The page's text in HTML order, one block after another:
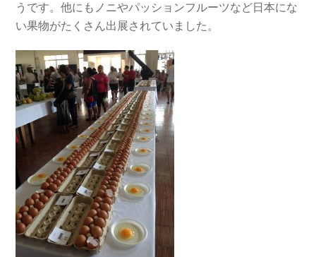
うです。他にもノニやパッションフルーツなど日本にな
い果物がたくさん出展されていました。